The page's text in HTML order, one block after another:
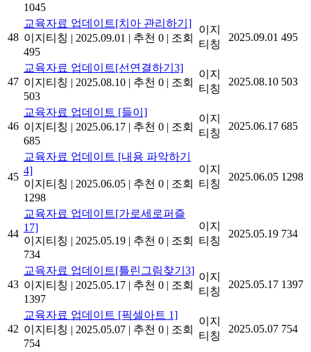
1045
48
교육자료 업데이트[치아 관리하기]
이지티칭 | 2025.09.01 | 추천 0 | 조회
495
이지
티칭
2025.09.01 495
47
교육자료 업데이트[선연결하기3]
이지티칭 | 2025.08.10 | 추천 0 | 조회
503
이지
티칭
2025.08.10 503
46
교육자료 업데이트 [들이]
이지티칭 | 2025.06.17 | 추천 0 | 조회
685
이지
티칭
2025.06.17 685
45
교육자료 업데이트 [내용 파악하기
4]
이지티칭 | 2025.06.05 | 추천 0 | 조회
1298
이지
티칭
2025.06.05 1298
44
교육자료 업데이트[가로세로퍼즐
17]
이지티칭 | 2025.05.19 | 추천 0 | 조회
734
이지
티칭
2025.05.19 734
43
교육자료 업데이트[틀린그림찾기3]
이지티칭 | 2025.05.17 | 추천 0 | 조회
1397
이지
티칭
2025.05.17 1397
42
교육자료 업데이트 [픽셀아트 1]
이지티칭 | 2025.05.07 | 추천 0 | 조회
754
이지
티칭
2025.05.07 754